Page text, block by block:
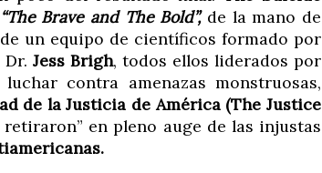
“The Brave and The Bold”, de la mano de
un equipo de científicos formado por
Dr.Jess Brigh, todos ellos liderados por
contra amenazas monstruosas,
de la Justicia de América (The Justice
en pleno auge de las injustas